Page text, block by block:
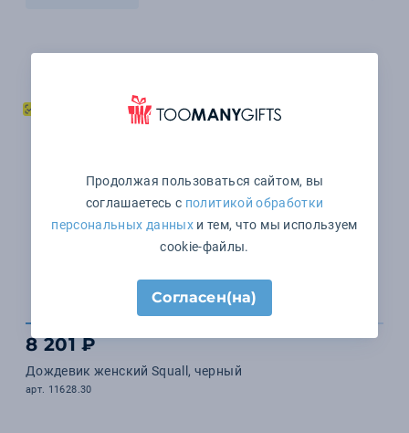
8 201 ₽
Дождевик женский Squall, черный
арт. 11628.30
Продолжая пользоваться сайтом, вы
соглашаетесь с политикой обработки
персональных данныхи тем, что мы используем
cookie-файлы.
Согласен(на)